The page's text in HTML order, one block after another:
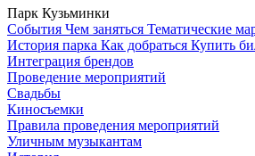
Парк Кузьминки
Cобытия Чем заняться Тематические
История парка Как добраться Купить
Интеграция брендов
Проведение мероприятий
Свадьбы
Киносъемки
Правила проведения мероприятий
Уличным музыкантам